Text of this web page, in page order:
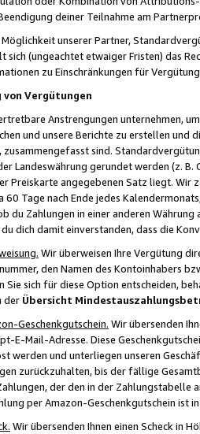
deiner Teilnahme am
unserer Partner,
sich (ungeachtet etwaiger Fristen) das
zu Einschränkungen für
von Vergütungen
Anstrengungen unternehmen,
und unsere Berichte zu erstellen und
zusammengefasst sind.
Landeswährung gerundet werden (z.
Preiskarte angegebenen Satz liegt.
60 Tage nach Ende jedes
du Zahlungen in einer anderen
dich damit einverstanden, dass die
Wir überweisen Ihre Vergütung
den Namen des Kontoinhabers
sich für diese Option entscheiden,
der Übersicht
Geschenkgutschein. Wir übersenden
E-Mail-Adresse. Diese
werden und unterliegen unseren
zurückzuhalten, bis der fällige
der den in der
per Amazon-Geschenkgutschein ist
Wir übersenden Ihnen einen Scheck in